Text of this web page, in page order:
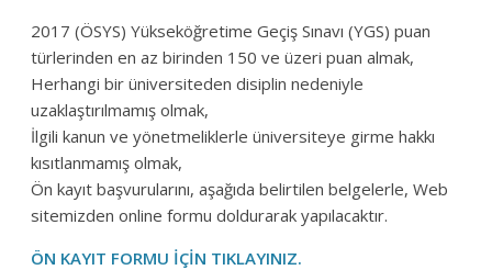
2017 (ÖSYS) Yükseköğretime Geçiş Sınavı (YGS) puan
türlerinden en az birinden 150 ve üzeri puan almak,
Herhangi bir üniversiteden disiplin nedeniyle
uzaklaştırılmamış olmak,
İlgili kanun ve yönetmeliklerle üniversiteye girme hakkı
kısıtlanmamış olmak,
Ön kayıt başvurularını, aşağıda belirtilen belgelerle, Web
sitemizden online formu doldurarak yapılacaktır.
ÖN KAYIT FORMU İÇİN TIKLAYINIZ.